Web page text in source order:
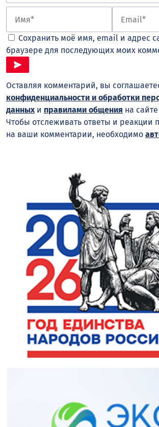
Сохранить моё имя, email и адрес
браузере для последующих моих
Оставляя комментарий, вы
конфиденциальности и обработки
данныхи правилами общения на
Чтобы отслеживать ответы и реакции
на ваши комментарии, необходимо